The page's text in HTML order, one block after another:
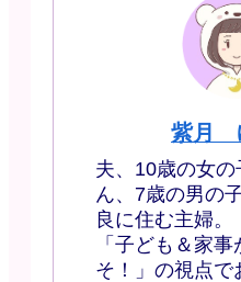
紫月
夫、10歳の女
ん、7歳の男の
良に住む主婦。
「子ども＆家
そ！」の視点で